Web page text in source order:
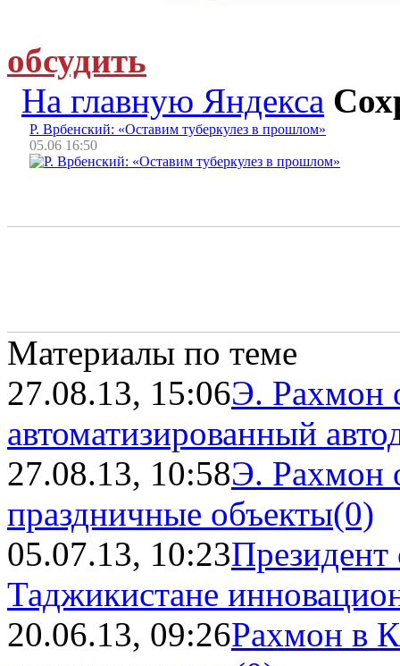
обсудить
На главную Яндекса
Р. Врбенский: «Оставим туберкулез в прошлом»
05.06 16:50
Материалы по теме
27.08.13, 15:06Э. Рахмон
автоматизированный
27.08.13, 10:58Э. Рахмон
праздничные объекты(0)
05.07.13, 10:23
Таджикистане
20.06.13, 09:26Рахмон в